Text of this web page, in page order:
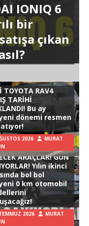
IONIQ 6
bir
çıkan
TOYOTA RAV4
TARİHİ
Bu ay
dönemi resmen
2026
MURAT
ARAÇLAR! GÜN
Yılın ikinci
bol bol
0 km otomobil
2026
MURAT